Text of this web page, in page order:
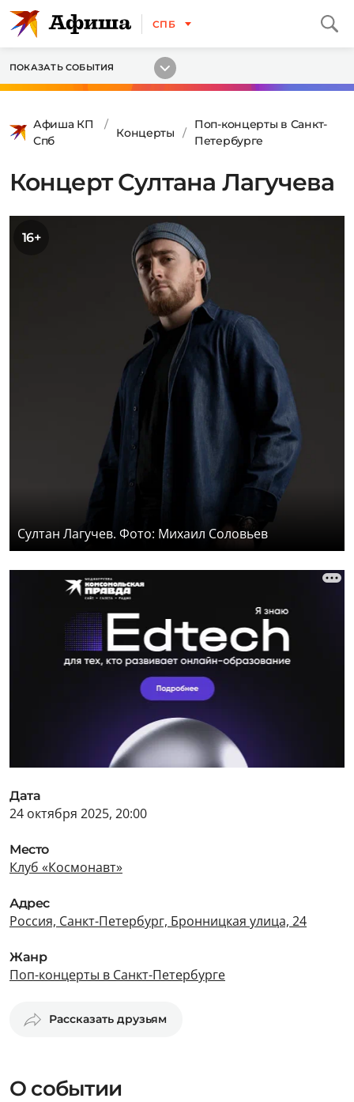
СПБ
ПОКАЗАТЬ СОБЫТИЯ
Афиша КП
Спб
Концерты
Поп-концерты в Санкт-
Петербурге
Концерт Султана Лагучева
16+
Султан Лагучев. Фото: Михаил Соловьев
Дата
24 октября 2025, 20:00
Место
Клуб «Космонавт»
Адрес
Россия, Санкт-Петербург, Бронницкая улица, 24
Жанр
Поп-концерты в Санкт-Петербурге
Рассказать друзьям
О событии